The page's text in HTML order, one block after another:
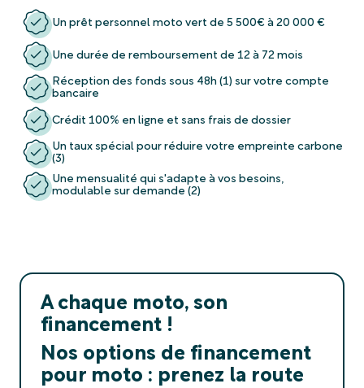
Un prêt personnel moto vert de 5 500€ à 20 000 €
Une durée de remboursement de 12 à 72 mois
Réception des fonds sous 48h (1) sur votre compte
bancaire
Crédit 100% en ligne et sans frais de dossier
Un taux spécial pour réduire votre empreinte carbone
(3)
Une mensualité qui s'adapte à vos besoins,
modulable sur demande (2)
A chaque moto, son
financement !
Nos options de financement
pour moto : prenez la route